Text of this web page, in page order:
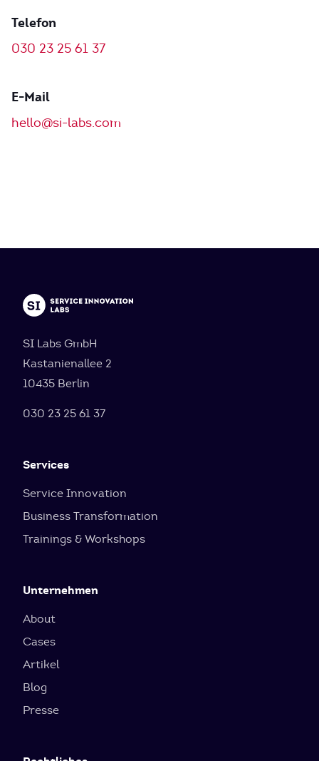
Telefon
030 23 25 61 37
E-Mail
hello@si-labs.com
SI Labs GmbH
Kastanienallee 2
10435 Berlin
030 23 25 61 37
Services
Service Innovation
Business Transformation
Trainings & Workshops
Unternehmen
About
Cases
Artikel
Blog
Presse